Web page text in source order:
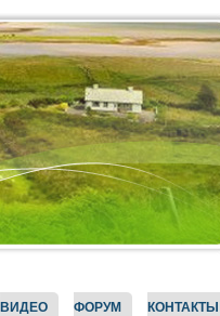
ВИДЕО ФОРУМ КОНТАКТЫ